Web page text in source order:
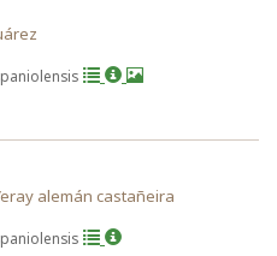
alemán castañeira